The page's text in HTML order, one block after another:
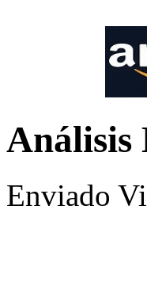
Análisis
Enviado